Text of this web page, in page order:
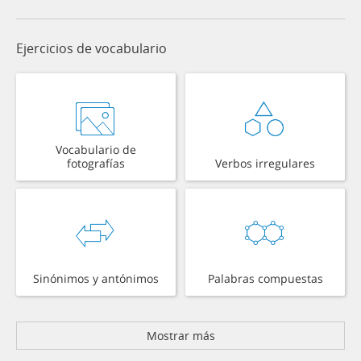
Ejercicios de vocabulario
Vocabulario de
fotografías
Verbos irregulares
Sinónimos y antónimos Palabras compuestas
Mostrar más